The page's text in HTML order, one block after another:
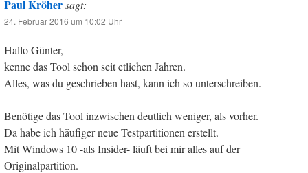
Paul Kröhersagt:
24. Februar 2016 um 10:02 Uhr
Hallo Günter,
kenne das Tool schon seit etlichen Jahren.
Alles, was du geschrieben hast, kann ich so unterschreiben.
Benötige das Tool inzwischen deutlich weniger, als vorher.
Da habe ich häufiger neue Testpartitionen erstellt.
Mit Windows 10 -als Insider- läuft bei mir alles auf der
Originalpartition.